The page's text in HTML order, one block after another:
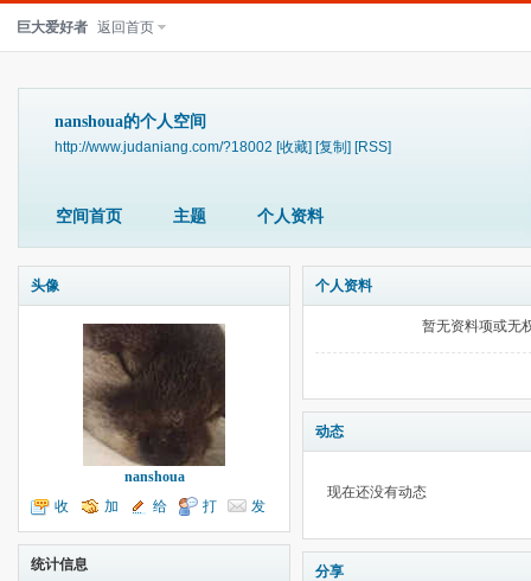
巨大爱好者 返回首页
nanshoua的个人空间
http://www.judaniang.com/?18002 [收藏] [复制] [RSS]
空间首页 主题 个人资料
头像
nanshoua
收
听TA
加
为好友
给
我留言
打
个招呼
发
送消息
统计信息
个人资料
暂无资料项或无
动态
现在还没有动态
分享